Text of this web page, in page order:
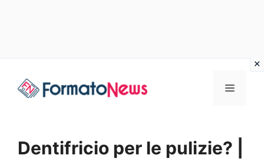
Menu
Dentifricio per le pulizie? |